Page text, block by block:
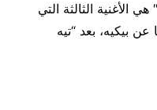
و”بي زد آر بي ميوزك سيشنز #53″ هي الأغنية الثالثة التي
بيكيه، بعد “تيه